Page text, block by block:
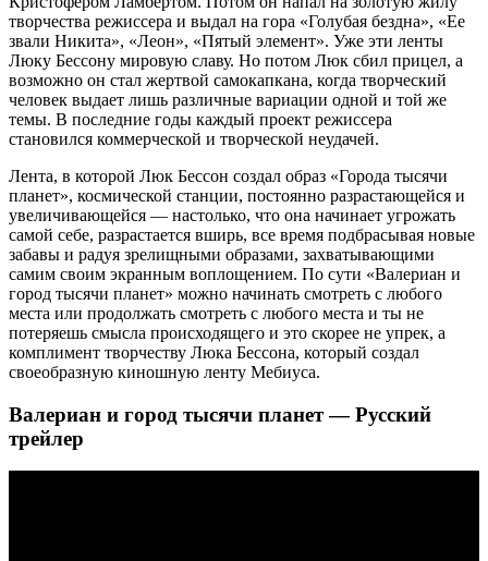
творчества режиссера и выдал на гора «Голубая бездна», «Ее
звали Никита», «Леон», «Пятый элемент». Уже эти ленты
Люку Бессону мировую славу. Но потом Люк сбил прицел, а
возможно он стал жертвой самокапкана, когда творческий
человек выдает лишь различные вариации одной и той же
темы. В последние годы каждый проект режиссера
становился коммерческой и творческой неудачей.
Лента, в которой Люк Бессон создал образ «Города тысячи
планет», космической станции, постоянно разрастающейся и
увеличивающейся — настолько, что она начинает угрожать
самой себе, разрастается вширь, все время подбрасывая новые
забавы и радуя зрелищными образами, захватывающими
самим своим экранным воплощением. По сути «Валериан и
город тысячи планет» можно начинать смотреть с любого
места или продолжать смотреть с любого места и ты не
потеряешь смысла происходящего и это скорее не упрек, а
комплимент творчеству Люка Бессона, который создал
своеобразную киношную ленту Мебиуса.
Валериан и город тысячи планет — Русский
трейлер